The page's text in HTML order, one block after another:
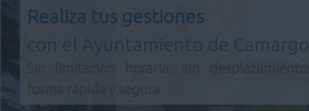
Realiza tus gestiones
con el Ayuntamiento de Camargo